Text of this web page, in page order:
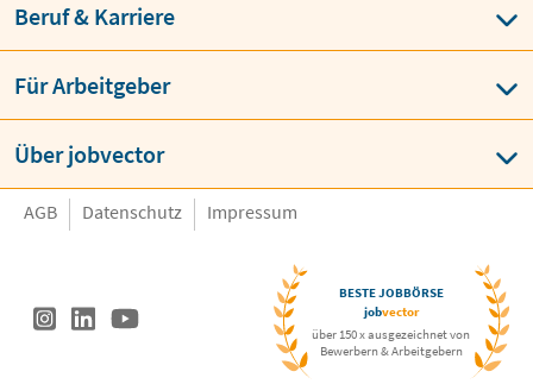
Beruf & Karriere
Für Arbeitgeber
Über jobvector
AGB Datenschutz Impressum
BESTE JOBBÖRSE
jobvector
über 150 x ausgezeichnet von
Bewerbern & Arbeitgebern